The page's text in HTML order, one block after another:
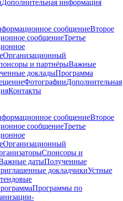
Дополнительная информация
сообщениеВторое
сообщениеТретье
Организационный
и партнёрыВажные
докладыПрограмма
ФотографииДополнительная
Контакты
сообщениеВторое
сообщениеТретье
Организационный
Спонсоры и
датыПолученные
докладчикиУстные
Программы по